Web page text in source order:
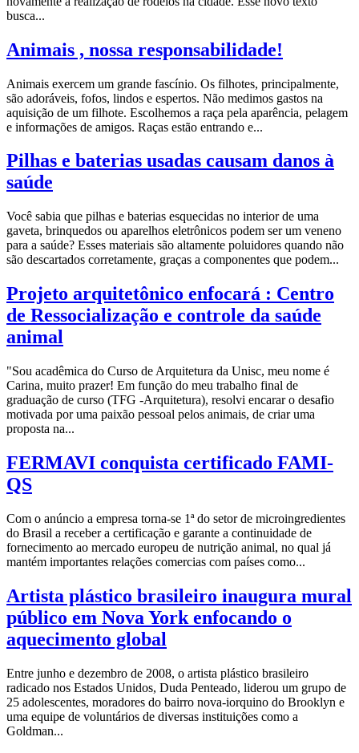
busca...
Animais , nossa responsabilidade!
Animais exercem um grande fascínio. Os filhotes, principalmente,
são adoráveis, fofos, lindos e espertos. Não medimos gastos na
aquisição de um filhote. Escolhemos a raça pela aparência, pelagem
e informações de amigos. Raças estão entrando e...
Pilhas e baterias usadas causam danos à
saúde
Você sabia que pilhas e baterias esquecidas no interior de uma
gaveta, brinquedos ou aparelhos eletrônicos podem ser um veneno
para a saúde? Esses materiais são altamente poluidores quando não
são descartados corretamente, graças a componentes que podem...
Projeto arquitetônico enfocará : Centro
de Ressocialização e controle da saúde
animal
"Sou acadêmica do Curso de Arquitetura da Unisc, meu nome é
Carina, muito prazer! Em função do meu trabalho final de
graduação de curso (TFG -Arquitetura), resolvi encarar o desafio
motivada por uma paixão pessoal pelos animais, de criar uma
proposta na...
FERMAVI conquista certificado FAMI-
QS
Com o anúncio a empresa torna-se 1ª do setor de microingredientes
do Brasil a receber a certificação e garante a continuidade de
fornecimento ao mercado europeu de nutrição animal, no qual já
mantém importantes relações comercias com países como...
Artista plástico brasileiro inaugura mural
público em Nova York enfocando o
aquecimento global
Entre junho e dezembro de 2008, o artista plástico brasileiro
radicado nos Estados Unidos, Duda Penteado, liderou um grupo de
25 adolescentes, moradores do bairro nova-iorquino do Brooklyn e
uma equipe de voluntários de diversas instituições como a
Goldman...